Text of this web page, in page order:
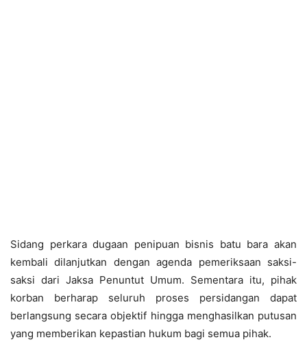
Sidang perkara dugaan penipuan bisnis batu bara akan
kembali dilanjutkan dengan agenda pemeriksaan saksi-
saksi dari Jaksa Penuntut Umum. Sementara itu, pihak
korban berharap seluruh proses persidangan dapat
berlangsung secara objektif hingga menghasilkan putusan
yang memberikan kepastian hukum bagi semua pihak.